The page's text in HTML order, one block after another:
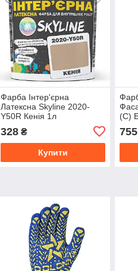
Фарба Інтер'єрна
Латексна Skyline 2020-
Y50R Кенія 1л
328₴
Купити
(C)
755